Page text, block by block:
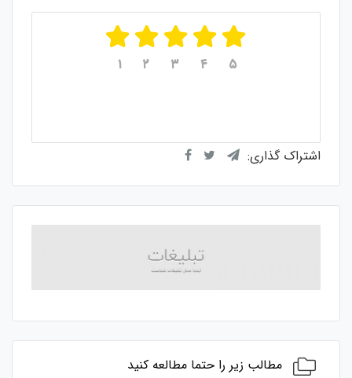
۱ ۲ ۳ ۴ ۵
اشتراک گذاری:
مطالب زیر را حتما مطالعه کنید